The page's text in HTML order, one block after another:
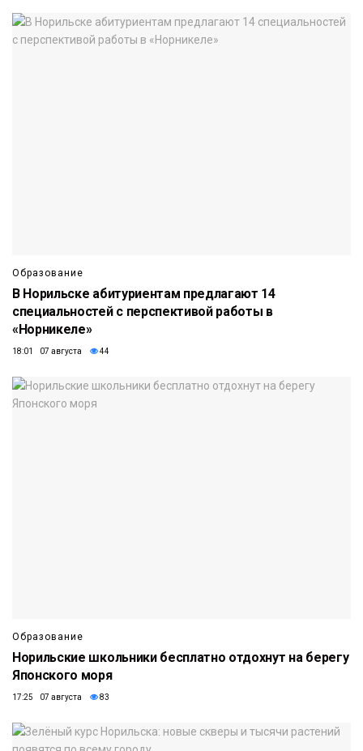
Образование
В Норильске абитуриентам предлагают 14
специальностей с перспективой работы в
«Норникеле»
18:01 07 августа 44
Образование
Норильские школьники бесплатно отдохнут на берегу
Японского моря
17:25 07 августа 83